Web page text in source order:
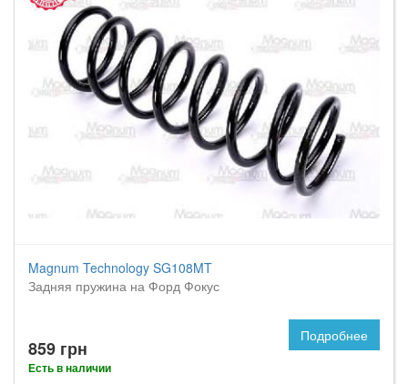
Magnum Technology SG108MT
Задняя пружина на Форд Фокус
859 грн
Есть в наличии
Подробнее